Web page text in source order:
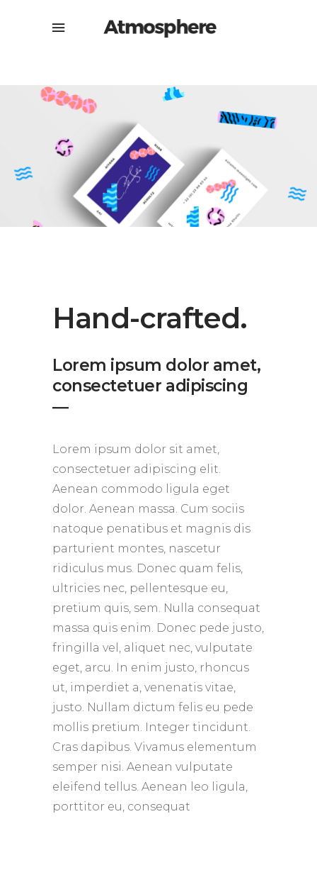
Hand-crafted.
Lorem ipsum dolor amet,
consectetuer adipiscing
―
Lorem ipsum dolor sit amet,
consectetuer adipiscing elit.
Aenean commodo ligula eget
dolor. Aenean massa. Cum sociis
natoque penatibus et magnis dis
parturient montes, nascetur
ridiculus mus. Donec quam felis,
ultricies nec, pellentesque eu,
pretium quis, sem. Nulla consequat
massa quis enim. Donec pede justo,
fringilla vel, aliquet nec, vulputate
eget, arcu. In enim justo, rhoncus
ut, imperdiet a, venenatis vitae,
justo. Nullam dictum felis eu pede
mollis pretium. Integer tincidunt.
Cras dapibus. Vivamus elementum
semper nisi. Aenean vulputate
eleifend tellus. Aenean leo ligula,
porttitor eu, consequat